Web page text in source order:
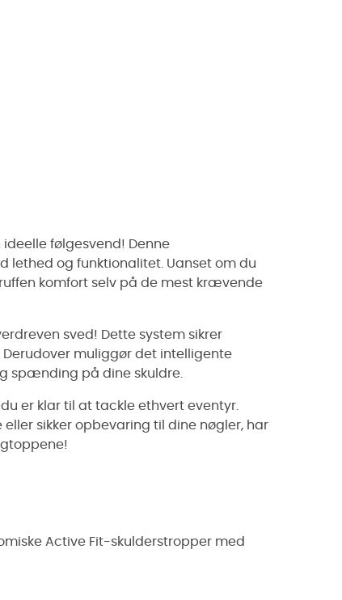
ideelle følgesvend! Denne
lethed og funktionalitet. Uanset om du
komfort selv på de mest krævende
sved! Dette system sikrer
muliggør det intelligente
spænding på dine skuldre.
er klar til at tackle ethvert eventyr.
sikker opbevaring til dine nøgler, har
Active Fit-skulderstropper med